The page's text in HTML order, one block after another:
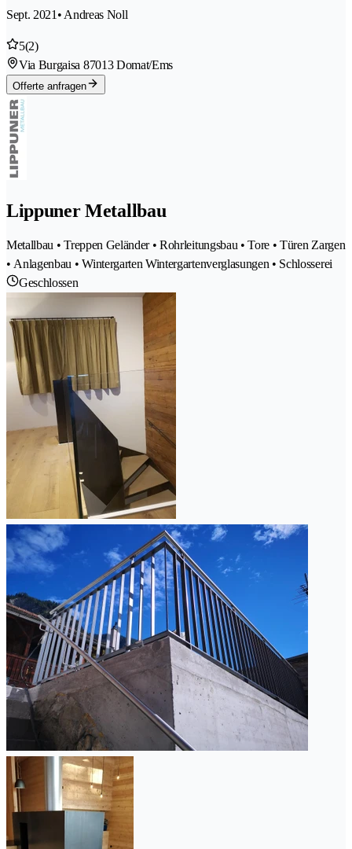
Sept. 2021 • Andreas Noll
5(2)
Via Burgaisa 87013 Domat/Ems
Offerte anfragen
Lippuner Metallbau
Metallbau • Treppen Geländer • Rohrleitungsbau • Tore • Türen Zargen
• Anlagenbau • Wintergarten Wintergartenverglasungen • Schlosserei
Geschlossen